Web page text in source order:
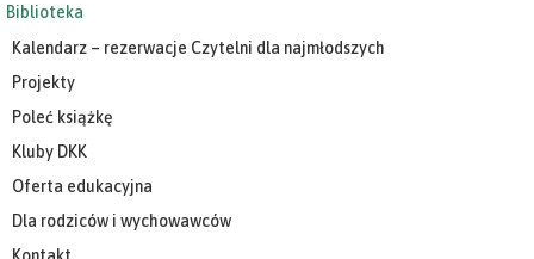
Biblioteka
Kalendarz – rezerwacje Czytelni dla najmłodszych
Projekty
Poleć książkę
Kluby DKK
Oferta edukacyjna
Dla rodziców i wychowawców
Kontakt